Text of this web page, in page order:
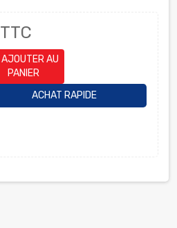
TTC
AJOUTER AU
PANIER
ACHAT RAPIDE